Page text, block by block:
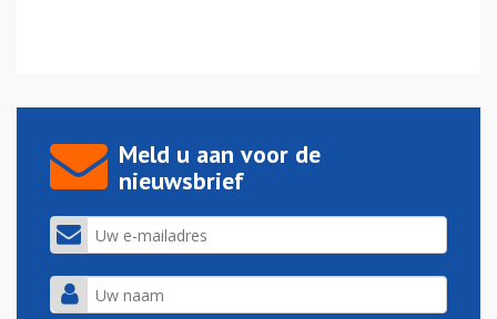
Meld u aan voor de
nieuwsbrief